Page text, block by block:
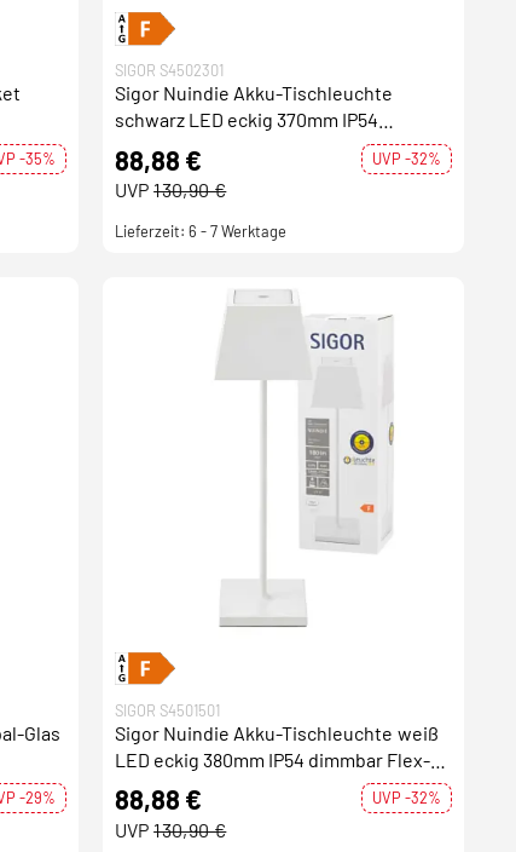
-35%
SIGOR S4502301
Sigor Nuindie Akku-Tischleuchte
schwarz LED eckig 370mm IP54
dimmbar Flex-Mood Easy-Connect
88,88 € UVP -32%
UVP 130,90 €
Lieferzeit: 6 - 7 Werktage
Glas
-29%
SIGOR S4501501
Sigor Nuindie Akku-Tischleuchte weiß
LED eckig 380mm IP54 dimmbar Flex-
Mood Easy-Connect
88,88 € UVP -32%
UVP 130,90 €